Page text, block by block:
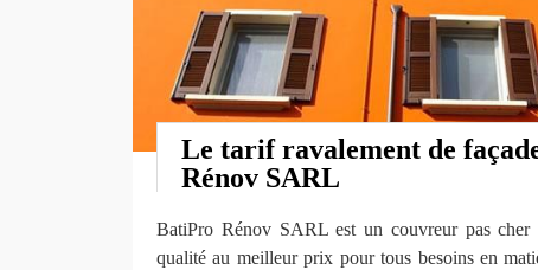
Le tarif ravalement de
Rénov SARL
BatiPro Rénov SARL est un couvreur pas cher
qualité au meilleur prix pour tous besoins en